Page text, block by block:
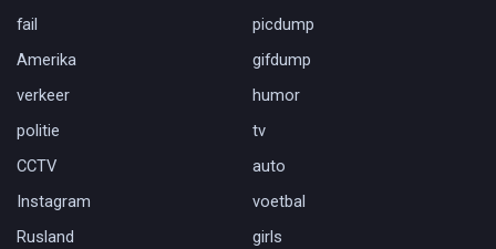
fail
picdump
Amerika
gifdump
verkeer
humor
politie
tv
CCTV
auto
Instagram
voetbal
Rusland
girls